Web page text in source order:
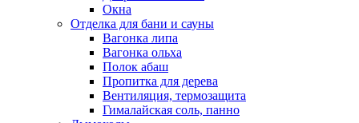
Окна
Отделка для бани и сауны
Вагонка липа
Вагонка ольха
Полок абаш
Пропитка для дерева
Вентиляция, термозащита
Гималайская соль, панно